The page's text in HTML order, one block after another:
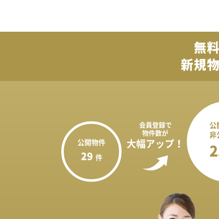
無
新規
会員登録で
物件数が
大幅アップ！
公開物件
29 件
公
非